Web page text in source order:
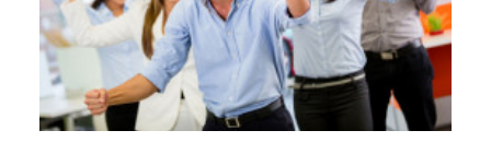
GÉNÉRATEURS DE NOUVELLES
NOUS JOINDRE
SEARCH